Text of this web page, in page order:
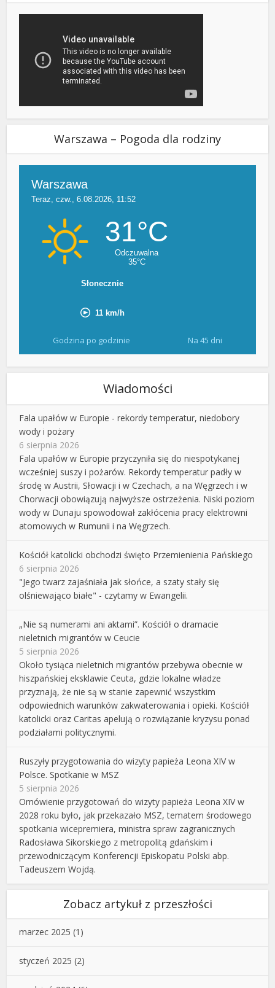
Warszawa – Pogoda dla rodziny
Godzina po godzinie Na 45 dni
Wiadomości
Fala upałów w Europie - rekordy temperatur, niedobory
wody i pożary
6 sierpnia 2026
Fala upałów w Europie przyczyniła się do niespotykanej
wcześniej suszy i pożarów. Rekordy temperatur padły w
środę w Austrii, Słowacji i w Czechach, a na Węgrzech i w
Chorwacji obowiązują najwyższe ostrzeżenia. Niski poziom
wody w Dunaju spowodował zakłócenia pracy elektrowni
atomowych w Rumunii i na Węgrzech.
Kościół katolicki obchodzi święto Przemienienia Pańskiego
6 sierpnia 2026
"Jego twarz zajaśniała jak słońce, a szaty stały się
olśniewająco białe" - czytamy w Ewangelii.
„Nie są numerami ani aktami”. Kościół o dramacie
nieletnich migrantów w Ceucie
5 sierpnia 2026
Około tysiąca nieletnich migrantów przebywa obecnie w
hiszpańskiej eksklawie Ceuta, gdzie lokalne władze
przyznają, że nie są w stanie zapewnić wszystkim
odpowiednich warunków zakwaterowania i opieki. Kościół
katolicki oraz Caritas apelują o rozwiązanie kryzysu ponad
podziałami politycznymi.
Ruszyły przygotowania do wizyty papieża Leona XIV w
Polsce. Spotkanie w MSZ
5 sierpnia 2026
Omówienie przygotowań do wizyty papieża Leona XIV w
2028 roku było, jak przekazało MSZ, tematem środowego
spotkania wicepremiera, ministra spraw zagranicznych
Radosława Sikorskiego z metropolitą gdańskim i
przewodniczącym Konferencji Episkopatu Polski abp.
Tadeuszem Wojdą.
Zobacz artykuł z przeszłości
marzec 2025 (1)
styczeń 2025 (2)